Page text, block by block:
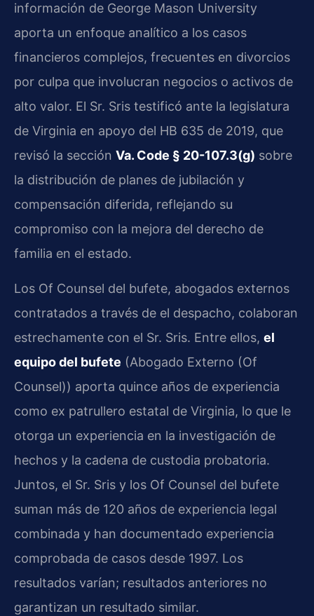
información de George Mason University
aporta un enfoque analítico a los casos
financieros complejos, frecuentes en divorcios
por culpa que involucran negocios o activos de
alto valor. El Sr. Sris testificó ante la legislatura
de Virginia en apoyo del HB 635 de 2019, que
revisó la sección Va. Code § 20-107.3(g) sobre
la distribución de planes de jubilación y
compensación diferida, reflejando su
compromiso con la mejora del derecho de
familia en el estado.
Los Of Counsel del bufete, abogados externos
contratados a través de el despacho, colaboran
estrechamente con el Sr. Sris. Entre ellos, el
equipo del bufete (Abogado Externo (Of
Counsel)) aporta quince años de experiencia
como ex patrullero estatal de Virginia, lo que le
otorga un experiencia en la investigación de
hechos y la cadena de custodia probatoria.
Juntos, el Sr. Sris y los Of Counsel del bufete
suman más de 120 años de experiencia legal
combinada y han documentado experiencia
comprobada de casos desde 1997. Los
resultados varían; resultados anteriores no
garantizan un resultado similar.